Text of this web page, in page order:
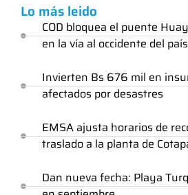
Lo más leido
COD bloquea el puente
en la vía al occidente del país
Invierten Bs 676 mil en
afectados por desastres
EMSA ajusta horarios de
traslado a la planta de
Dan nueva fecha: Playa